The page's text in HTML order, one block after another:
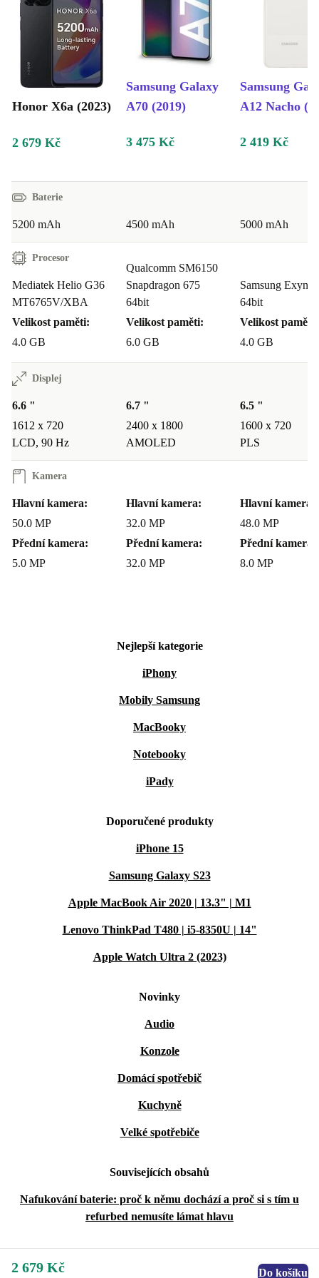
Honor X6a (2023)
Samsung Galaxy
A70 (2019)
Samsung
A12 Nacho
2 679 Kč 3 475 Kč 2 419 Kč
Baterie
5200 mAh 4500 mAh 5000 mAh
Procesor
Mediatek Helio G36
MT6765V/XBA
Velikost paměti:
4.0 GB
Qualcomm SM6150
Snapdragon 675
64bit
Velikost paměti:
6.0 GB
Samsung
64bit
Velikost paměti:
4.0 GB
Displej
6.6 "
1612 x 720
LCD, 90 Hz
6.7 "
2400 x 1800
AMOLED
6.5 "
1600 x 720
PLS
Kamera
Hlavní kamera:
50.0 MP
Přední kamera:
5.0 MP
Hlavní kamera:
32.0 MP
Přední kamera:
32.0 MP
Hlavní kamera:
48.0 MP
Přední kamera:
8.0 MP
Nejlepší kategorie
iPhony
Mobily Samsung
MacBooky
Notebooky
iPady
Doporučené produkty
iPhone 15
Samsung Galaxy S23
Apple MacBook Air 2020 | 13.3" | M1
Lenovo ThinkPad T480 | i5-8350U | 14"
Apple Watch Ultra 2 (2023)
Novinky
Audio
Konzole
Domácí spotřebič
Kuchyně
Velké spotřebiče
Souvisejících obsahů
Nafukování baterie: proč k němu dochází a proč si s tím u
refurbed nemusíte lámat hlavu
2 679 Kč Do košíku